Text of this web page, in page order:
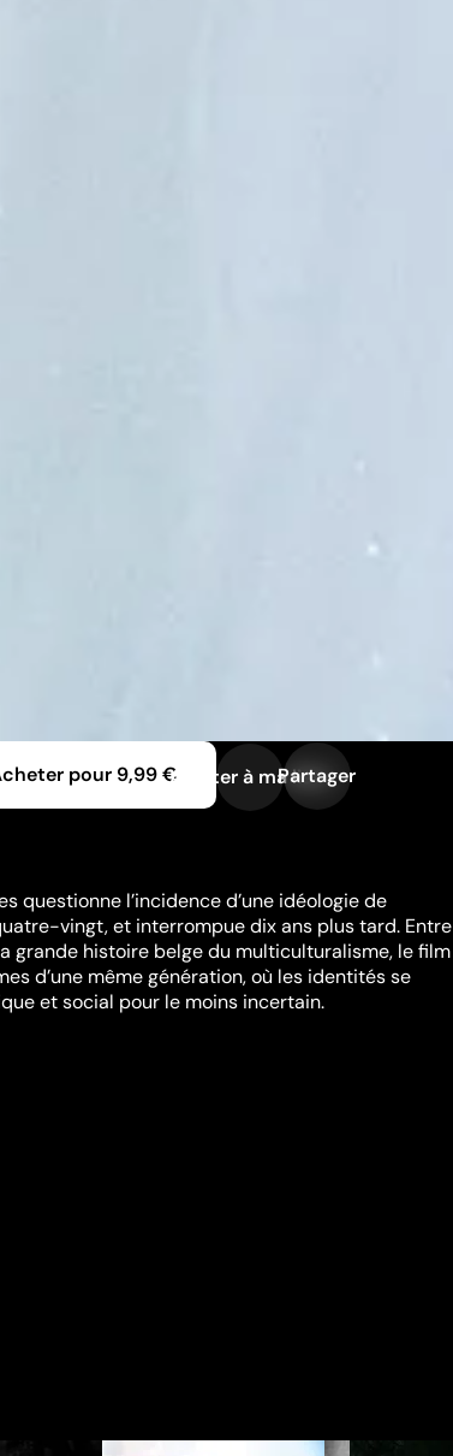
pour 9,99 €Ajouter à ma liste
Partager
questionne l’incidence d’une idéologie de
vingt, et interrompue dix ans plus tard. Entre
grande histoire belge du multiculturalisme, le film
d’une même génération, où les identités se
et social pour le moins incertain.